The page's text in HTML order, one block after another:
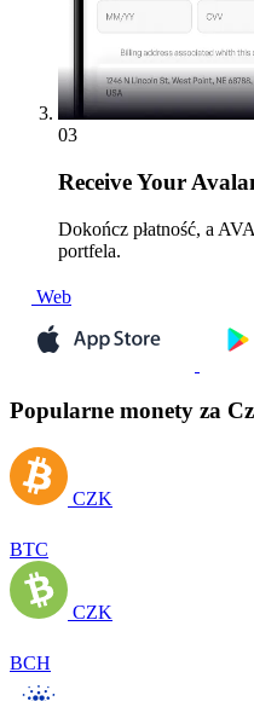
03
ReceiveYour
Dokończ płatność, a
portfela.
Web
Popularne monety za
CZK
BTC
CZK
BCH